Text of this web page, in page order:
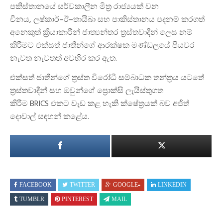
පකිස්තානයේ සර්වකාලීන මිත්ර රාජ්යයක් වන
චීනය,ලෂ්කාර්–ඊ–තායිබා සහ පාකිස්තානය පදනම් කරගත්
අනෙකුත් ක්රියාකාරීන් ජාත්යන්තර ත්රස්තවාදීන් ලෙස නම්
කිරීමට එක්සත් ජාතීන්ගේ ආරක්ෂක මණ්ඩලයේ පියවර
නැවත නැවතත් අවහිර කර ඇත.
එක්සත් ජාතීන්ගේ ත්රස්ත විරෝධී සම්බාධක තන්ත්රය යටතේ
ත්රස්තවාදීන් සහ ඔවුන්ගේ ප්රොක්සි ලැයිස්තුගත
කිරීමBRICSඑකට වැඩ කළ හැකි ක්ෂේත්රයක් බව අජිත්
දොවාල් සඳහන් කළේය.
FACEBOOK TWITTER GOOGLE+ LINKEDIN
TUMBLR PINTEREST MAIL